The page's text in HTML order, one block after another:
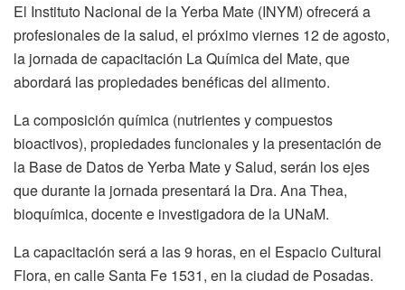
El Instituto Nacional de la Yerba Mate (INYM) ofrecerá a
profesionales de la salud, el próximo viernes 12 de agosto,
la jornada de capacitación La Química del Mate, que
abordará las propiedades benéficas del alimento.
La composición química (nutrientes y compuestos
bioactivos), propiedades funcionales y la presentación de
la Base de Datos de Yerba Mate y Salud, serán los ejes
que durante la jornada presentará la Dra. Ana Thea,
bioquímica, docente e investigadora de la UNaM.
La capacitación será a las 9 horas, en el Espacio Cultural
Flora, en calle Santa Fe 1531, en la ciudad de Posadas.